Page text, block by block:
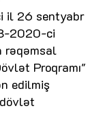
il 26 sentyabr
2020-ci
rəqəmsal
Proqramı"
edilmiş